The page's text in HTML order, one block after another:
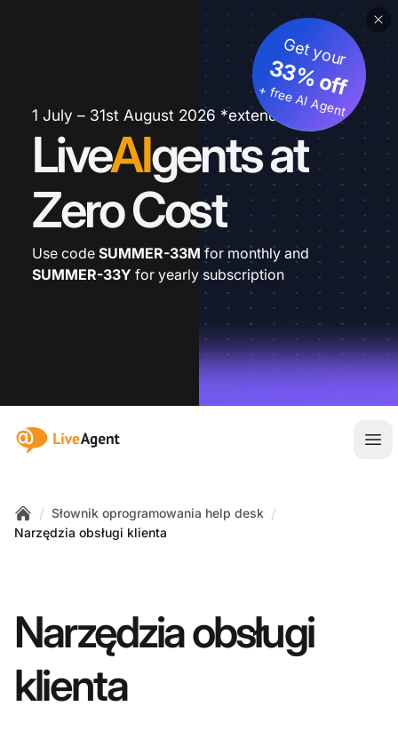
1 July – 31st August 2026 *extended
LiveAIgents at
Zero Cost
Get your
33% off
+ free AI Agent
Use code SUMMER-33M for monthly and
SUMMER-33Y for yearly subscription
:site.title
Home
/ Słownik oprogramowania help desk /
Narzędzia obsługi klienta
Narzędzia obsługi
klienta